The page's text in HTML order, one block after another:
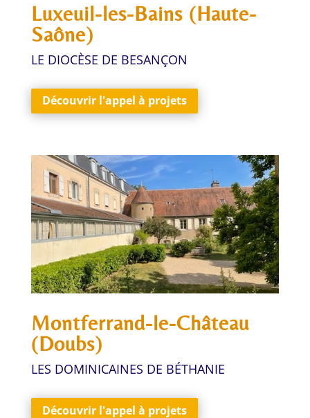
Luxeuil-les-Bains (Haute-
Saône)
LE DIOCÈSE DE BESANÇON
Découvrir l'appel à projets
Montferrand-le-Château
(Doubs)
LES DOMINICAINES DE BÉTHANIE
Découvrir l'appel à projets